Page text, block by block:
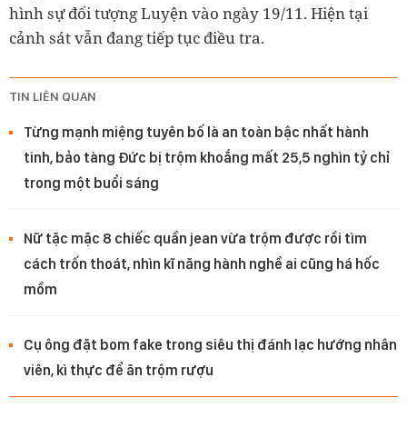
hình sự đối tượng Luyện vào ngày 19/11. Hiện tại
cảnh sát vẫn đang tiếp tục điều tra.
TIN LIÊN QUAN
Từng mạnh miệng tuyên bố là an toàn bậc nhất hành
tinh, bảo tàng Đức bị trộm khoắng mất 25,5 nghìn tỷ chỉ
trong một buổi sáng
Nữ tặc mặc 8 chiếc quần jean vừa trộm được rồi tìm
cách trốn thoát, nhìn kĩ năng hành nghề ai cũng há hốc
mồm
Cụ ông đặt bom fake trong siêu thị đánh lạc hướng nhân
viên, kì thực để ăn trộm rượu